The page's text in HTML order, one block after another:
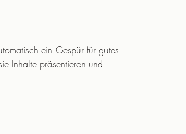
ein Gespür für gutes
Inhalte präsentieren und